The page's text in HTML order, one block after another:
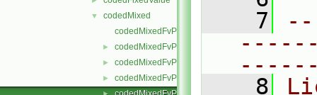
▼
codedMixed
codedMixedFvPatchField.C
► codedMixedFvPatchField.H
► codedMixedFvPatchFields.C
► codedMixedFvPatchFields.H
    7
    8